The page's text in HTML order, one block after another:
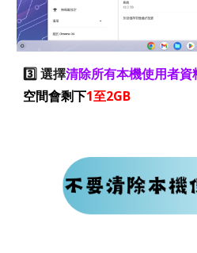
3️⃣ 選擇清除所有本機使用者資
空間會剩下1至2GB